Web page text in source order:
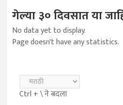
गेल्या ३० दिवसात या
No data yet to display.
Page doesn't have any statistics.
Ctrl + \ ने बदला